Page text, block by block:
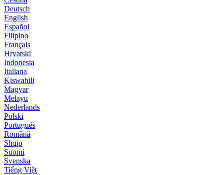
Deutsch
English
Español
Filipino
Français
Hrvatski
Indonesia
Italiana
Kiswahili
Magyar
Melayu
Nederlands
Polski
Português
Română
Shqip
Suomi
Svenska
Tiếng Việt